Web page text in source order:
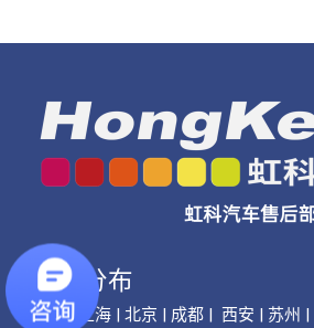
公司分布
广州 | 上海 | 北京 | 成都 | 西安 | 苏州 |